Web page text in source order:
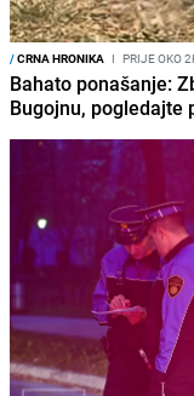
/CRNA HRONIKA I PRIJE OKO
Bahato ponašanje:
Bugojnu, pogledajte